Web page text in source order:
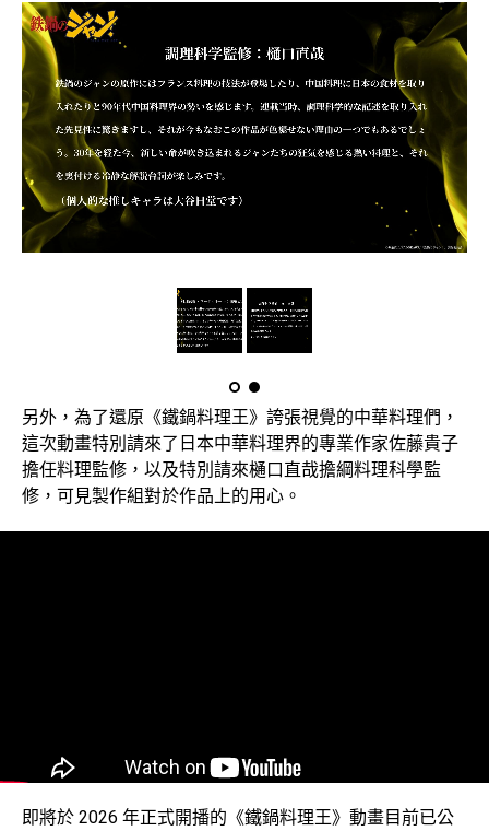
另外，為了還原《鐵鍋料理王》誇張視覺的中華料理們，
這次動畫特別請來了日本中華料理界的專業作家佐藤貴子
擔任料理監修，以及特別請來樋口直哉擔綱料理科學監
修，可見製作組對於作品上的用心。
即將於 2026 年正式開播的《鐵鍋料理王》動畫目前已公